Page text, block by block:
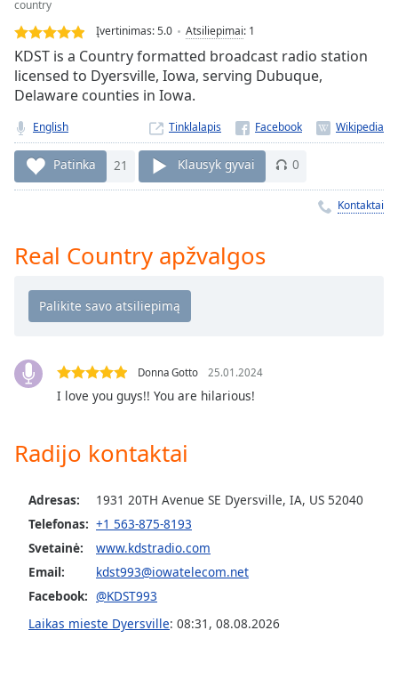
0.00%
Stream
TypeLIVE
Seek to
live,
currently
live
LIVE
Remaining
Time-
Rate
Chapters
Chapters
Descriptions
descriptions
Subtitles
subtitles
settings
subtitles
settings
dialog
subtitles
off,
country
Įvertinimas:5.0 Atsiliepimai: 1
KDST is a Country formatted broadcast radio station
licensed to Dyersville, Iowa, serving Dubuque,
Delaware counties in Iowa.
English Tinklalapis
Patinka 21 Klausyk gyvai 0
Kontaktai
Real Country apžvalgos
Donna Gotto 25.01.2024
I love you guys!! You are hilarious!
Radijo kontaktai
Adresas:
1931 20TH Avenue SE Dyersville, IA, US 52040
Telefonas: +1 563-875-8193
Svetainė:
www.kdstradio.com
Email:
kdst993@iowatelecom.net
Facebook: @KDST993
Laikas mieste Dyersville: 08:31 , 08.08.2026